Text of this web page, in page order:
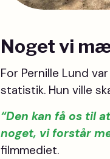
Noget vi
For Pernille Lund
statistik. Hun ville
“Den kan få os til
noget, vi forstår
filmmediet.